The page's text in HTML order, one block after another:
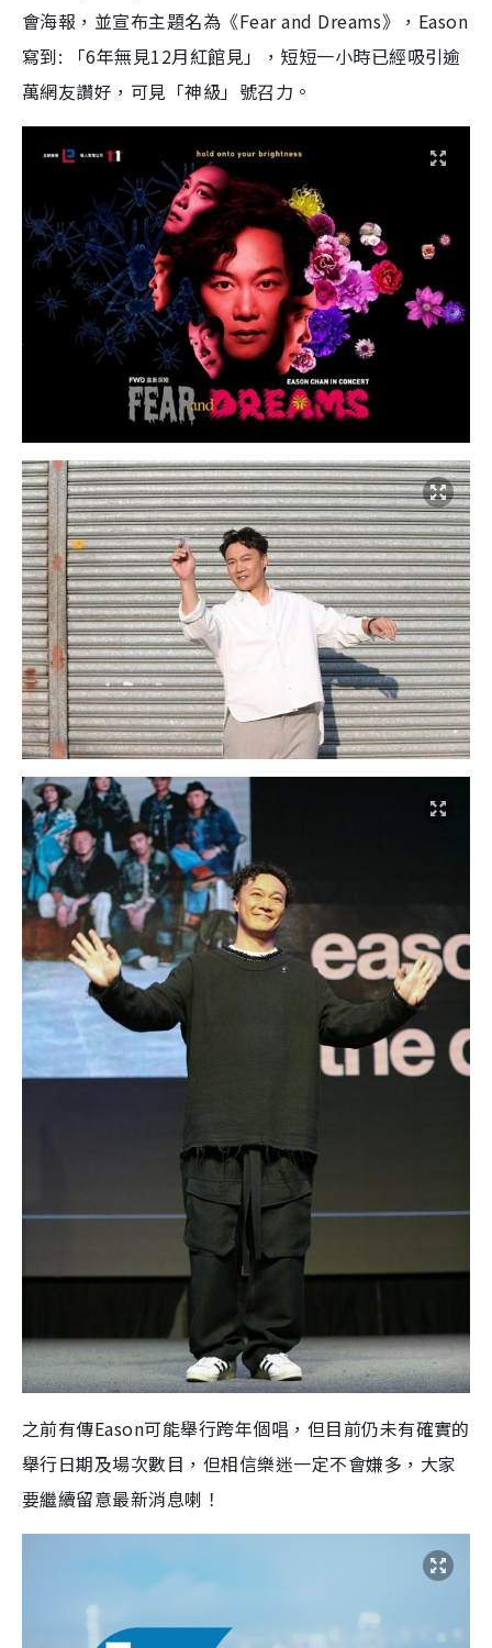
會海報，並宣布主題名為《Fear and Dreams》，Eason
寫到: 「6年無見12月紅館見」，短短一小時已經吸引逾
萬網友讚好，可見「神級」號召力。
之前有傳Eason可能舉行跨年個唱，但目前仍未有確實的
舉行日期及場次數目，但相信樂迷一定不會嫌多，大家
要繼續留意最新消息喇！